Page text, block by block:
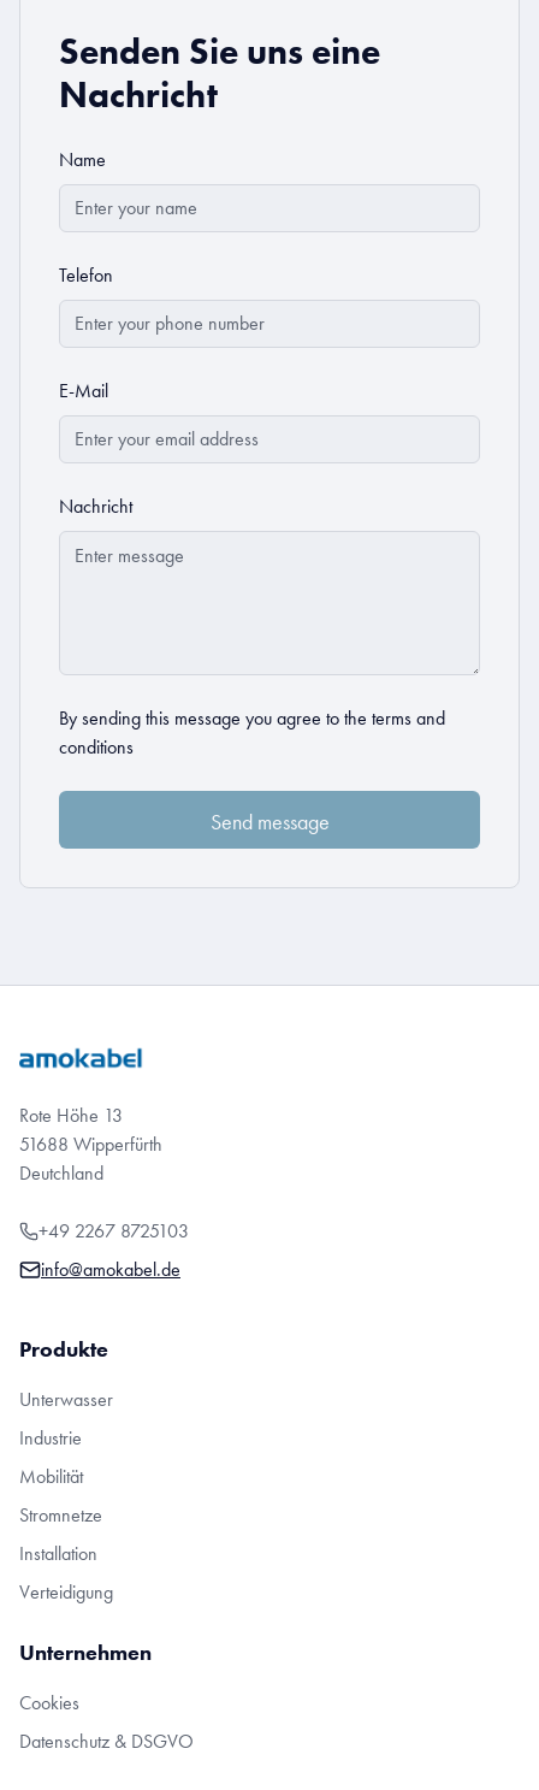
Senden Sie uns eine
Nachricht
Name
Telefon
E-Mail
Nachricht
By sending this message you agree to the terms and
conditions
Rote Höhe 13
51688 Wipperfürth
Deutchland
+49 2267 8725103
info@amokabel.de
Produkte
Unterwasser
Industrie
Mobilität
Stromnetze
Installation
Verteidigung
Unternehmen
Cookies
Datenschutz & DSGVO